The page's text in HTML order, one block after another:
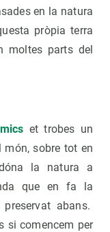
en la natura
pròpia terra
moltes parts del
et trobes un
món, sobre tot en
la natura a
que en fa la
abans.
si comencem per